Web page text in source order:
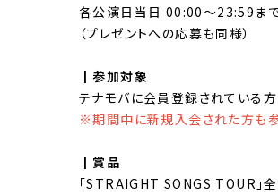
各公演日当日 00:00～23:59ま
（プレゼントへの応募も同様）
┃参加対象
テナモバに会員登録されている方
※期間中に新規入会された方も
┃賞品
「STRAIGHT SONGS TOUR」